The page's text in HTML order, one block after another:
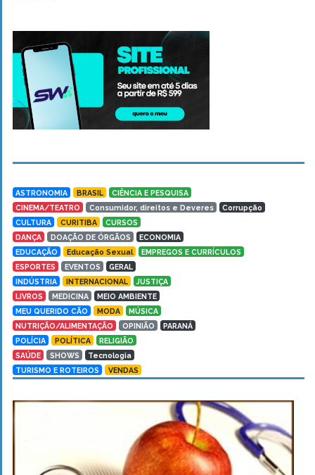
ASTRONOMIA BRASIL
CIÊNCIA E PESQUISA
CINEMA/TEATRO
Consumidor, direitos e Deveres
Corrupção
CULTURA
CURITIBA
CURSOS
DANÇA
DOAÇÃO DE ÓRGÃOS
ECONOMIA
EDUCAÇÃO
Educação Sexual
EMPREGOS E CURRÍCULOS
ESPORTES
EVENTOS
GERAL
INDÚSTRIA
INTERNACIONAL
JUSTIÇA
LIVROS
MEDICINA
MEIO AMBIENTE
MEU QUERIDO CÃO
MODA
MÚSICA
NUTRIÇÃO/ALIMENTAÇÃO
OPINIÃO
PARANÁ
POLÍCIA
POLÍTICA
RELIGIÃO
SAÚDE
SHOWS
Tecnologia
TURISMO E ROTEIROS
VENDAS